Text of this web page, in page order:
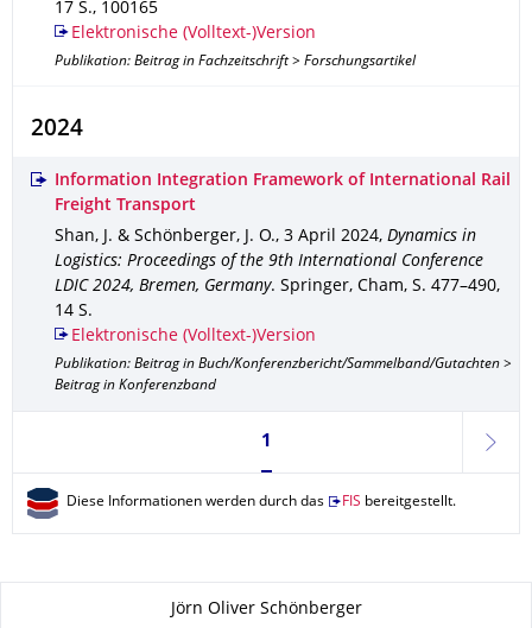
17 S., 100165
Elektronische (Volltext-)Version
Publikation: Beitrag in Fachzeitschrift > Forschungsartikel
2024
Information Integration Framework of International Rail
Freight Transport
Shan, J. & Schönberger, J. O., 3 April 2024, Dynamics in
Logistics: Proceedings of the 9th International Conference
LDIC 2024, Bremen, Germany. Springer, Cham, S. 477–490,
14 S.
Elektronische (Volltext-)Version
Publikation: Beitrag in Buch/Konferenzbericht/Sammelband/Gutachten >
Beitrag in Konferenzband
Seite 1, aktuell ausgewählt
1
weiter
Diese Informationen werden durch das FIS bereitgestellt.
Zu dieser SeiteJörn Oliver Schönberger